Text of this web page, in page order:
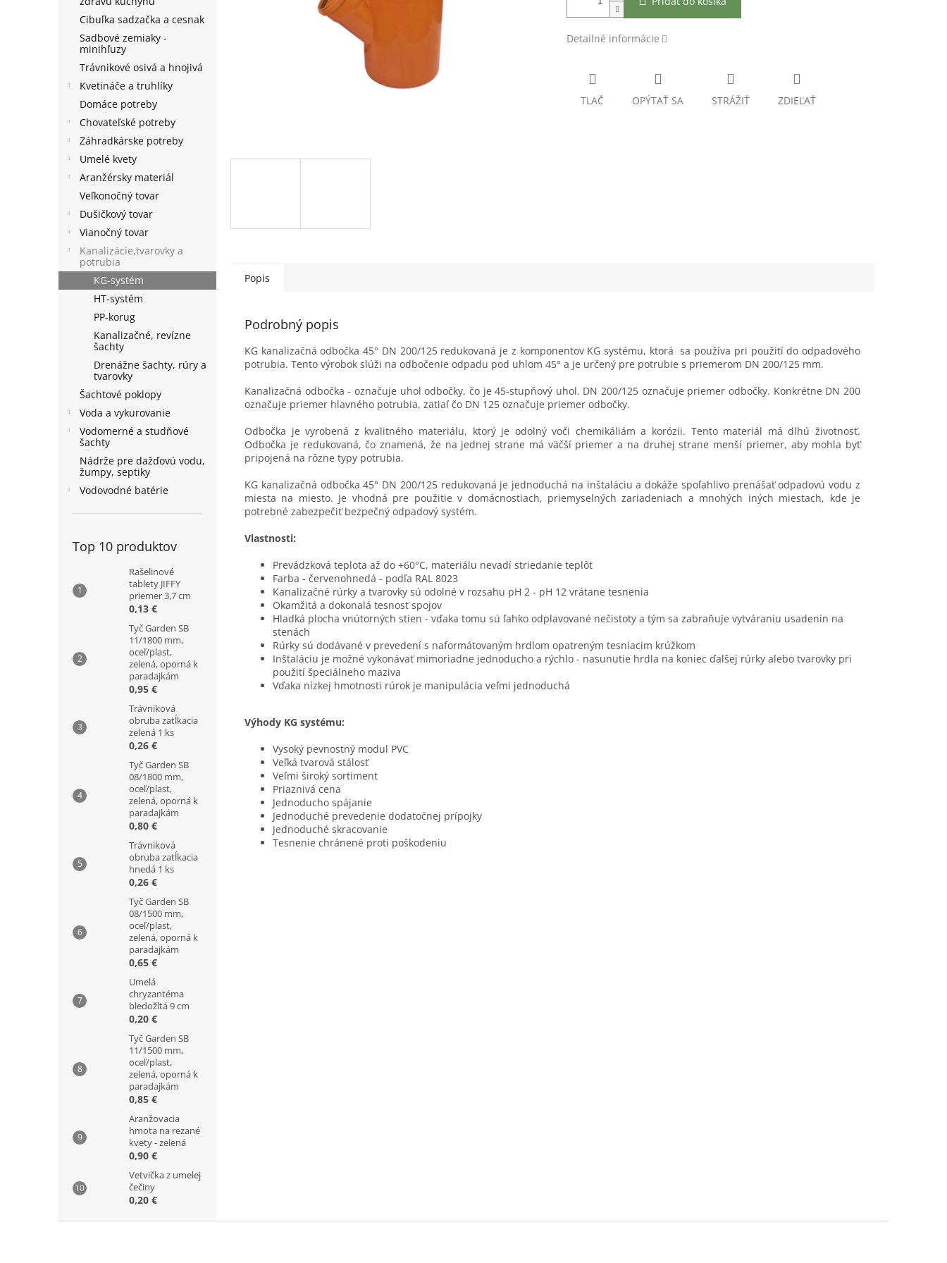
Cibuľka sadzačka a cesnak
Sadbové zemiaky -
minihľuzy
Trávnikové osivá a hnojivá
Kvetináče a truhlíky
Domáce potreby
Chovateľské potreby
Záhradkárske potreby
Umelé kvety
Aranžérsky materiál
Veľkonočný tovar
Dušičkový tovar
Vianočný tovar
Kanalizácie,tvarovky a
potrubia
KG-systém
HT-systém
PP-korug
Kanalizačné, revízne
šachty
Drenážne šachty, rúry a
tvarovky
Šachtové poklopy
Voda a vykurovanie
Vodomerné a studňové
šachty
Nádrže pre dažďovú vodu,
žumpy, septiky
Vodovodné batérie
Top 10 produktov
Rašelinové
tablety JIFFY
priemer 3,7 cm
0,13 €
Tyč Garden SB
11/1800 mm,
oceľ/plast,
zelená, oporná k
paradajkám
0,95 €
Trávniková
obruba zatĺkacia
zelená 1 ks
0,26 €
Tyč Garden SB
08/1800 mm,
oceľ/plast,
zelená, oporná k
paradajkám
0,80 €
Trávniková
obruba zatĺkacia
hnedá 1 ks
0,26 €
Tyč Garden SB
08/1500 mm,
oceľ/plast,
zelená, oporná k
paradajkám
0,65 €
Umelá
chryzantéma
bledožltá 9 cm
0,20 €
Tyč Garden SB
11/1500 mm,
oceľ/plast,
zelená, oporná k
paradajkám
0,85 €
Aranžovacia
hmota na rezané
kvety - zelená
0,90 €
Vetvička z umelej
čečiny
0,20 €
Detailné informácie
TLAČ OPÝTAŤ SA STRÁŽIŤ ZDIEĽAŤ
Popis
Podrobný popis
KG kanalizačná odbočka 45° DN 200/125 redukovaná je z komponentov KG systému, ktorá sa používa pri použití do odpadového
potrubia. Tento výrobok slúži na odbočenie odpadu pod uhlom 45° a je určený pre potrubie s priemerom DN 200/125 mm.
Kanalizačná odbočka - označuje uhol odbočky, čo je 45-stupňový uhol. DN 200/125 označuje priemer odbočky. Konkrétne DN 200
označuje priemer hlavného potrubia, zatiaľ čo DN 125 označuje priemer odbočky.
Odbočka je vyrobená z kvalitného materiálu, ktorý je odolný voči chemikáliám a korózii. Tento materiál má dlhú životnosť.
Odbočka je redukovaná, čo znamená, že na jednej strane má väčší priemer a na druhej strane menší priemer, aby mohla byť
pripojená na rôzne typy potrubia.
KG kanalizačná odbočka 45° DN 200/125 redukovaná je jednoduchá na inštaláciu a dokáže spoľahlivo prenášať odpadovú vodu z
miesta na miesto. Je vhodná pre použitie v domácnostiach, priemyselných zariadeniach a mnohých iných miestach, kde je
potrebné zabezpečiť bezpečný odpadový systém.
Vlastnosti:
Prevádzková teplota až do +60°C, materiálu nevadí striedanie teplôt
Farba - červenohnedá - podľa RAL 8023
Kanalizačné rúrky a tvarovky sú odolné v rozsahu pH 2 - pH 12 vrátane tesnenia
Okamžitá a dokonalá tesnosť spojov
Hladká plocha vnútorných stien - vďaka tomu sú ľahko odplavované nečistoty a tým sa zabraňuje vytváraniu usadenín na
stenách
Rúrky sú dodávané v prevedení s naformátovaným hrdlom opatreným tesniacim krúžkom
Inštaláciu je možné vykonávať mimoriadne jednoducho a rýchlo - nasunutie hrdla na koniec ďalšej rúrky alebo tvarovky pri
použití špeciálneho maziva
Vďaka nízkej hmotnosti rúrok je manipulácia veľmi jednoduchá
Výhody KG systému:
Vysoký pevnostný modul PVC
Veľká tvarová stálosť
Veľmi široký sortiment
Priaznivá cena
Jednoducho spájanie
Jednoduché prevedenie dodatočnej prípojky
Jednoduché skracovanie
Tesnenie chránené proti poškodeniu